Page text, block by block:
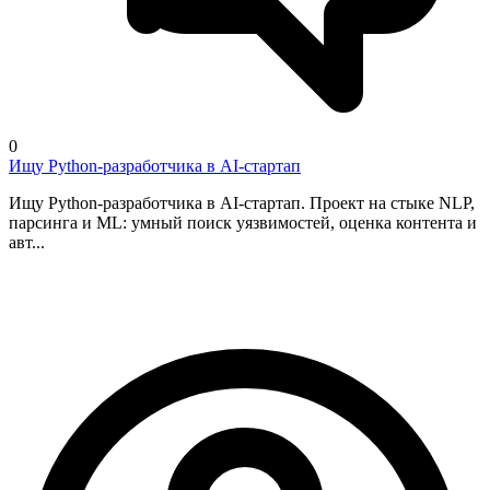
0
Ищу Python-разработчика в AI-стартап
Ищу Python-разработчика в AI-стартап. Проект на стыке NLP,
парсинга и ML: умный поиск уязвимостей, оценка контента и
авт...